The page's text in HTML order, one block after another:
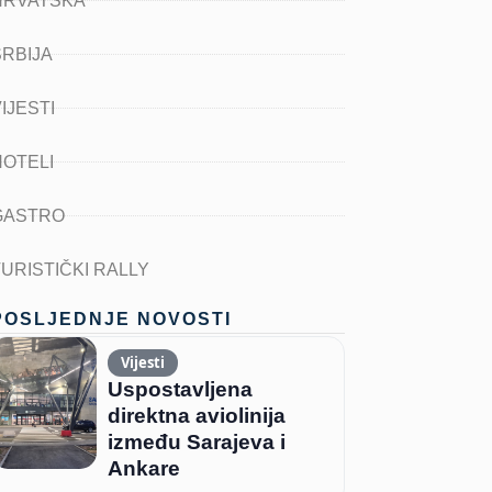
RALLY
NOVOSTI
Vijesti
Uspostavljena
direktna aviolinija
između Sarajeva i
Ankare